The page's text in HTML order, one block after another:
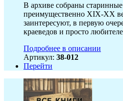
В архиве собраны
преимущественно XIX-ХХ
заинтересуют, в первую
краеведов и просто
Подробнее в описании
Артикул: 38-012
Перейти